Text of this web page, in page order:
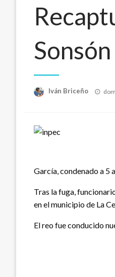
Sonsón
Iván Briceño
García, condenado a 5
Tras la fuga,
en el municipio de La
El reo fue conducido